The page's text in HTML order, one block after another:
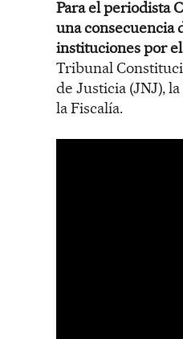
Para el periodista
una consecuencia
instituciones por
Tribunal
de Justicia (JNJ),
la Fiscalía.